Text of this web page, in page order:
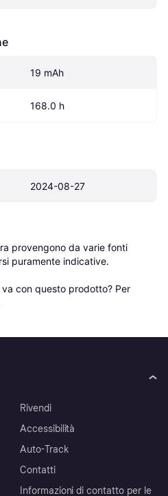
19 mAh
168.0 h
2024-08-27
provengono da varie fonti
puramente indicative.
con questo prodotto? Per
Rivendi
Accessibilità
Auto-Track
Contatti
Informazioni di contatto per le